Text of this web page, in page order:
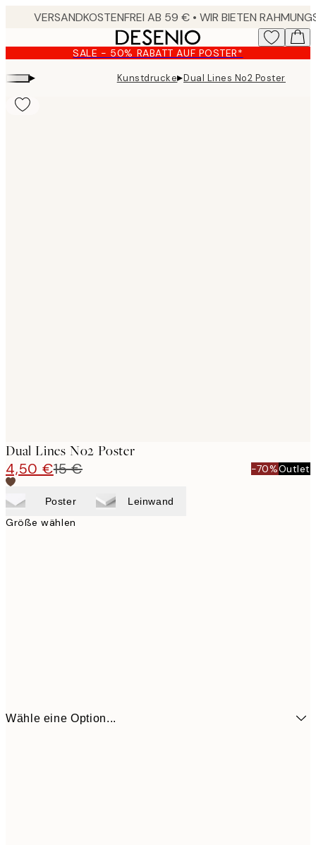
content.
SALE - 50% RABATT AUF POSTER*
▸ Kunstdrucke▸Dual Lines No2 Poster
Dual Lines No2 Poster
4,50 €15 € -70%Outlet
Poster Leinwand
Größe wählen
Wähle eine Option...